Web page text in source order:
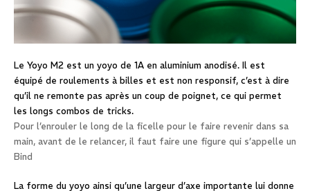
Le Yoyo M2 est un yoyo de 1A en aluminium anodisé. Il est
équipé de roulements à billes et est non responsif, c’est à dire
qu’il ne remonte pas après un coup de poignet, ce qui permet
les longs combos de tricks.
Pour l’enrouler le long de la ficelle pour le faire revenir dans sa
main, avant de le relancer, il faut faire une figure qui s’appelle un
Bind
La forme du yoyo ainsi qu’une largeur d’axe importante lui donne